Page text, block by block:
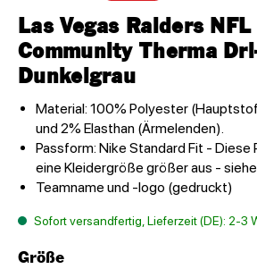
Las Vegas Raiders
Community Therma
Dunkelgrau
Material: 100% Polyester
und 2% Elasthan (Ärmelenden).
Passform: Nike Standard Fit - Diese
eine Kleidergröße größer aus -
Teamname und -logo (gedruckt)
Sofort versandfertig, Lieferzeit (DE): 2-3
Größe